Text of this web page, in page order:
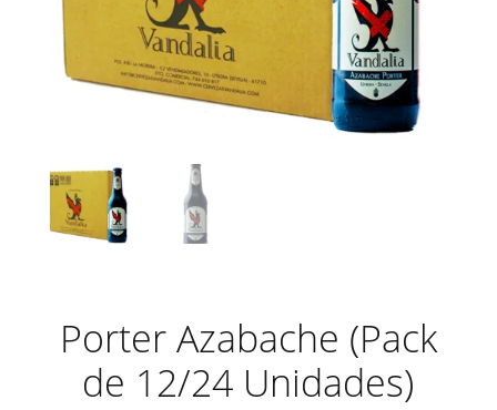
Porter Azabache (Pack
de 12/24 Unidades)